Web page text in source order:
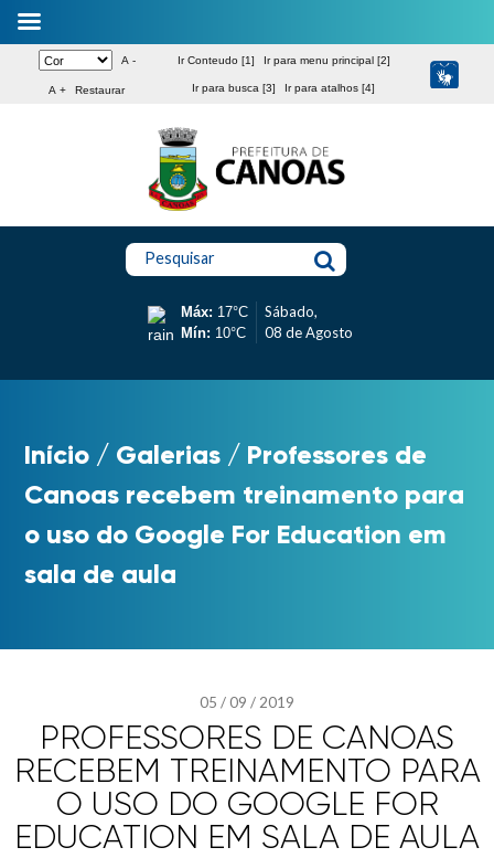
A -
A + Restaurar
Ir Conteudo [1] Ir para menu principal [2]
Ir para busca [3] Ir para atalhos [4]
Pesquisar
Máx: 17°C
Mín: 10°C
Sábado,
08 de Agosto
Início / Galerias / Professores de
Canoas recebem treinamento para
o uso do Google For Education em
sala de aula
05 /09 /2019
PROFESSORES DE CANOAS
RECEBEM TREINAMENTO PARA
O USO DO GOOGLE FOR
EDUCATION EM SALA DE AULA